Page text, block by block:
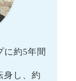
に約5年間
身し、約